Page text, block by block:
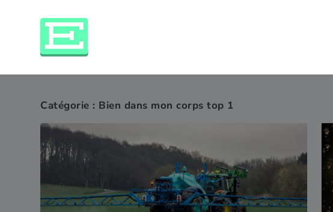
Catégorie : Bien dans mon corps top 1